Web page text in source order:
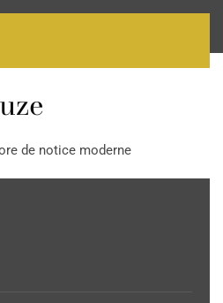
de notice moderne